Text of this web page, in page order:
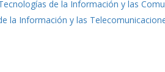
de la Información y las
la Información y las